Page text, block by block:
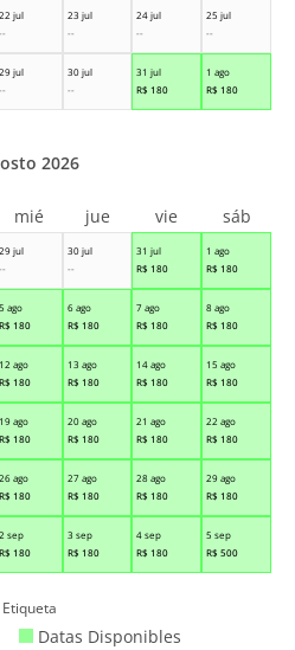
22 jul
--
23 jul
--
24 jul
--
25 jul
--
29 jul
--
30 jul
--
31 jul
R$ 180
1 ago
R$ 180
29 jul
--
30 jul
--
31 jul
R$ 180
1 ago
R$ 180
5 ago
R$ 180
6 ago
R$ 180
7 ago
R$ 180
8 ago
R$ 180
12 ago
R$ 180
13 ago
R$ 180
14 ago
R$ 180
15 ago
R$ 180
19 ago
R$ 180
20 ago
R$ 180
21 ago
R$ 180
22 ago
R$ 180
26 ago
R$ 180
27 ago
R$ 180
28 ago
R$ 180
29 ago
R$ 180
2 sep
R$ 180
3 sep
R$ 180
4 sep
R$ 180
5 sep
R$ 500
2026
mié jue vie sáb
Etiqueta
Datas Disponibles